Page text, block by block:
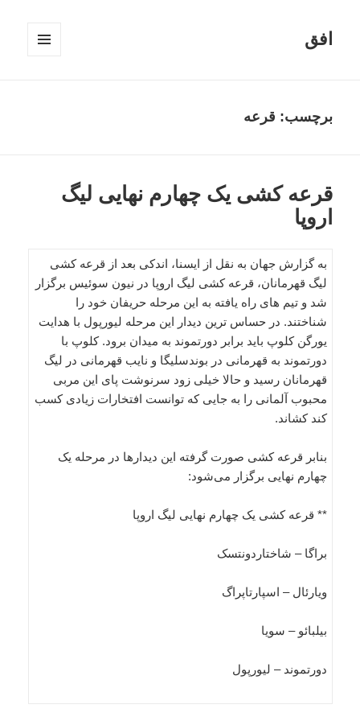
افق
برچسب: قرعه
قرعه کشی یک چهارم نهایی لیگ
اروپا
به گزارش جهان به نقل از ایسنا، اندکی بعد از قرعه کشی
لیگ قهرمانان، قرعه کشی لیگ اروپا در نیون سوئیس برگزار
شد و تیم های راه یافته به این مرحله حریفان خود را
شناختند. در حساس ترین دیدار این مرحله لیورپول با هدایت
یورگن کلوپ باید برابر دورتموند به میدان برود. کلوپ با
دورتموند به قهرمانی در بوندسلیگا و نایب قهرمانی در لیگ
قهرمانان رسید و حالا خیلی زود سرنوشت پای این مربی
محبوب آلمانی را به جایی که توانست افتخارات زیادی کسب
کند کشاند.
بنابر قرعه کشی صورت گرفته این دیدارها در مرحله یک
چهارم نهایی برگزار می‌شود:
** قرعه کشی یک چهارم نهایی لیگ اروپا
براگا – شاختاردونتسک
ویارئال – اسپارتاپراگ
بیلبائو – سویا
دورتموند – لیورپول